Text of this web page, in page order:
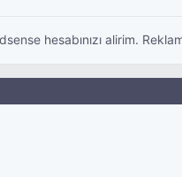
hesabınızı alirim.